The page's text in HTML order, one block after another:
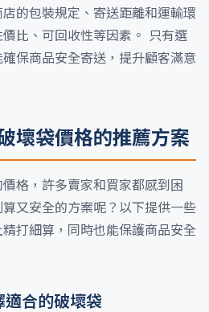
的包裝規定、寄送距離和運輸環
比、可回收性等因素。 只有選
保商品安全寄送，提升顧客滿意
壞袋價格的推薦方案
格，許多賣家和買家都感到困
又安全的方案呢？以下提供一些
打細算，同時也能保護商品安全
適合的破壞袋